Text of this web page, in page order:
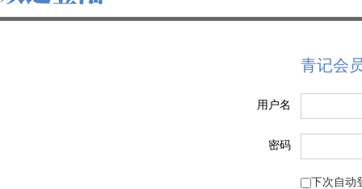
青记会
用户名
密码
下次自动